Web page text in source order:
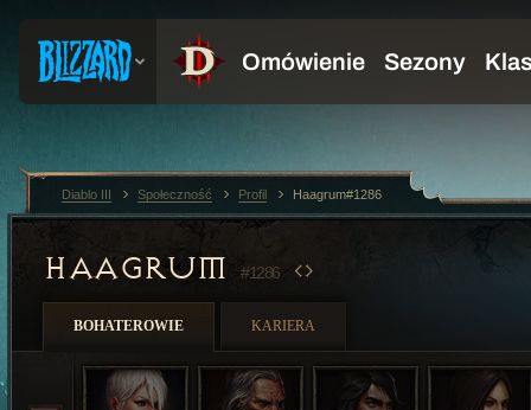
HAAGRUM #1286
BOHATEROWIE KARIERA
Diablo III Społeczność Profil Haagrum#1286